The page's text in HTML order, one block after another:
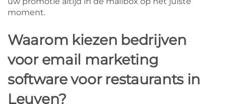
moment.
Waarom kiezen bedrijven
voor email marketing
software voor restaurants in
Leuven?